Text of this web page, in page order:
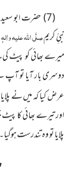
(7)
حضرت ابو
نبیِّ کریمصلَّی اللہ علیہ
میرے بھائی کو پیٹ
دوسری بار آیا تو آپ
عرض کیا کہ میں نے پلایا
اور تیرے بھائی کا
پلایا تو وہ تندرست